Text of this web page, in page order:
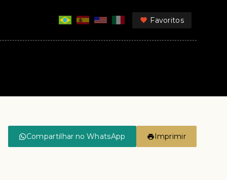
Favoritos
Compartilhar no WhatsApp Imprimir